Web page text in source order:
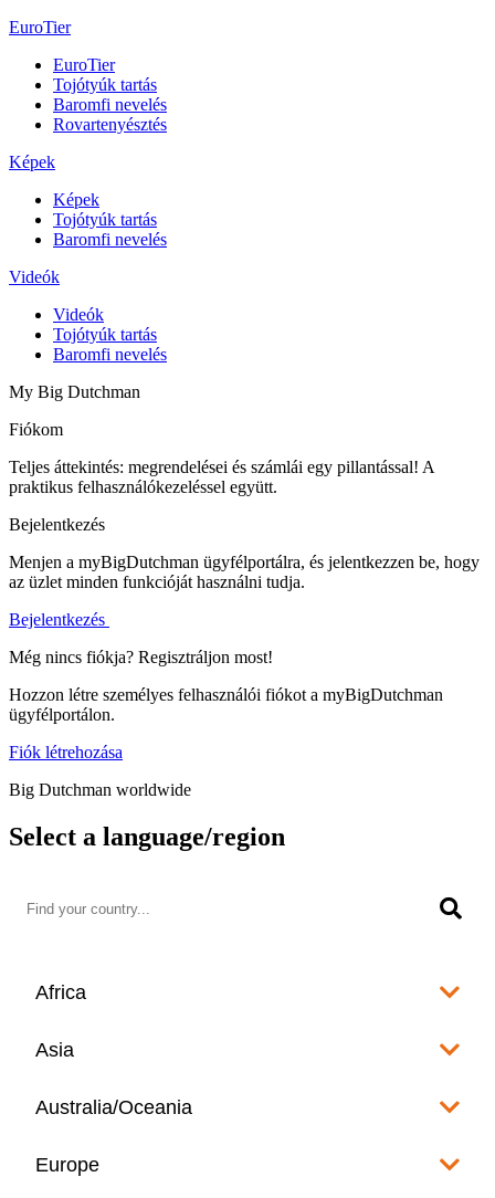
EuroTier
EuroTier
Tojótyúk tartás
Baromfi nevelés
Rovartenyésztés
Képek
Képek
Tojótyúk tartás
Baromfi nevelés
Videók
Videók
Tojótyúk tartás
Baromfi nevelés
My Big Dutchman
Fiókom
Teljes áttekintés: megrendelései és számlái egy pillantással! A
praktikus felhasználókezeléssel együtt.
Bejelentkezés
Menjen a myBigDutchman ügyfélportálra, és jelentkezzen be, hogy
az üzlet minden funkcióját használni tudja.
Bejelentkezés
Még nincs fiókja? Regisztráljon most!
Hozzon létre személyes felhasználói fiókot a myBigDutchman
ügyfélportálon.
Fiók létrehozása
Big Dutchman worldwide
Select a language/region
Africa
Angola
Asia
Afghanistan
Bangladesh
Australia/Oceania
Europe